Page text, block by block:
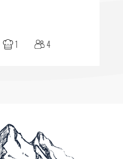
1 4